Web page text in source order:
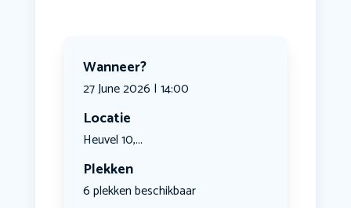
Wanneer?
27 June 2026 | 14:00
Locatie
Heuvel 10,...
Plekken
6 plekken beschikbaar